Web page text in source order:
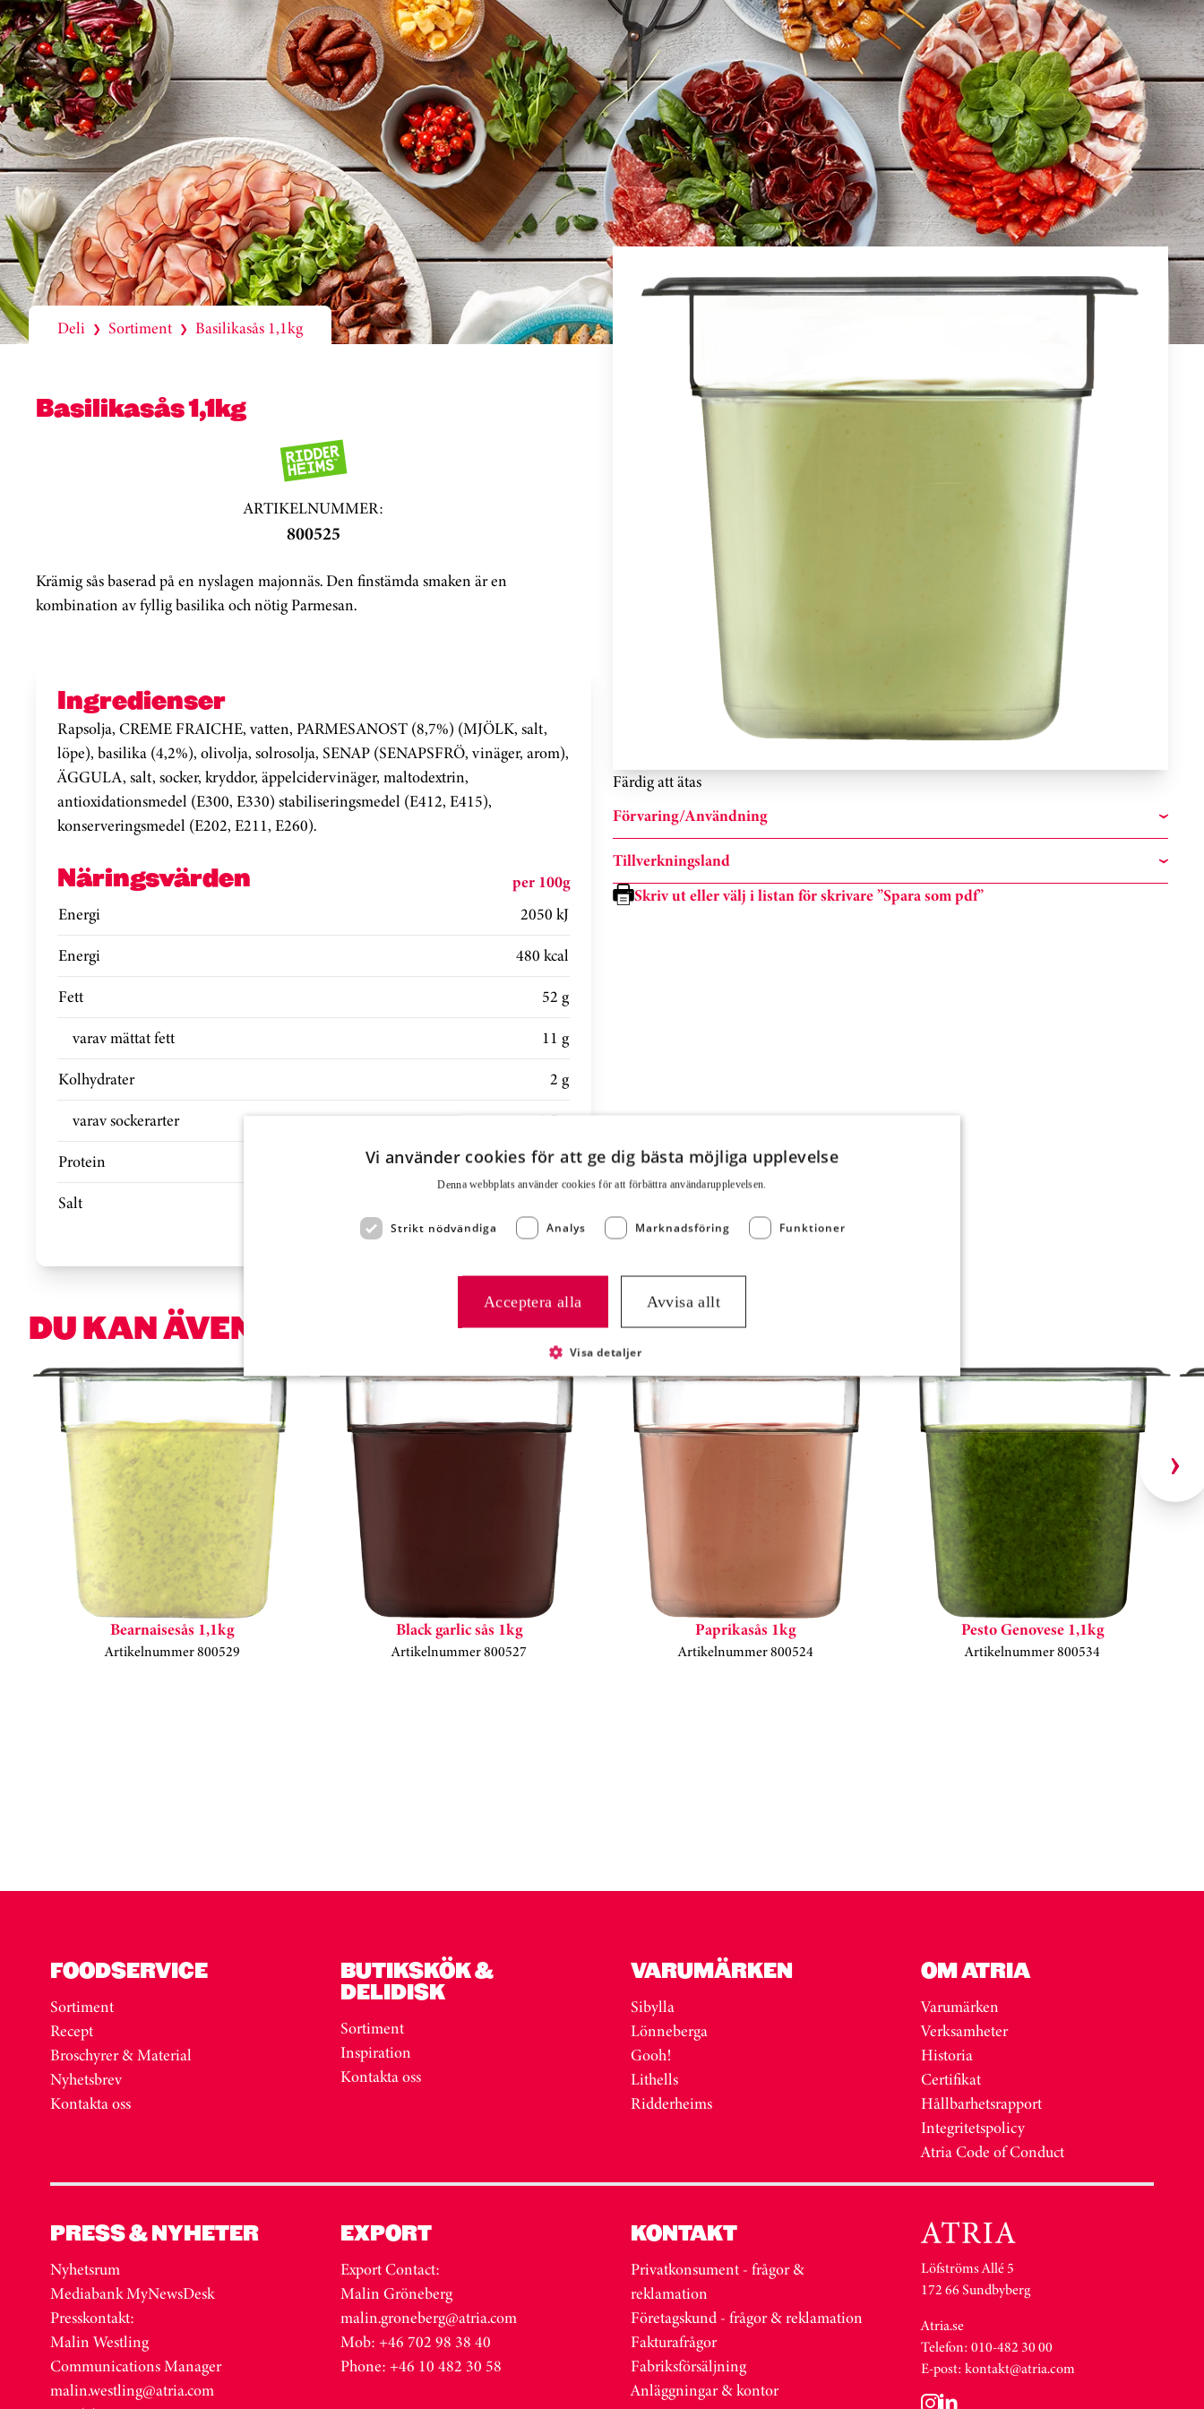
Deli ❯ Sortiment ❯ Basilikasås 1,1kg
Basilikasås 1,1kg
ARTIKELNUMMER:
800525
Krämig sås baserad på en nyslagen majonnäs. Den finstämda smaken är en
kombination av fyllig basilika och nötig Parmesan.
Ingredienser
Rapsolja, CREME FRAICHE, vatten, PARMESANOST (8,7%) (MJÖLK, salt,
löpe), basilika (4,2%), olivolja, solrosolja, SENAP (SENAPSFRÖ, vinäger, arom),
ÄGGULA, salt, socker, kryddor, äppelcidervinäger, maltodextrin,
antioxidationsmedel (E300, E330) stabiliseringsmedel (E412, E415),
konserveringsmedel (E202, E211, E260).
Näringsvärden
per 100g
Energi
2050 kJ
Energi
480 kcal
Fett
52 g
varav mättat fett
11 g
Kolhydrater
2 g
varav sockerarter
1,5 g
Protein
4 g
Salt
Färdig att ätas
Förvaring/Användning
Tillverkningsland
Skriv ut eller välj i listan för skrivare ”Spara som pdf”
DU KAN ÄVEN VARA INTRESSERAD AV:
Hoppa över kortkarusell
Bearnaisesås 1,1kg
Artikelnummer 800529
Black garlic sås 1kg
Artikelnummer 800527
Paprikasås 1kg
Artikelnummer 800524
Pesto Genovese 1,1kg
Artikelnummer 800534
FOODSERVICE
Sortiment
Recept
Broschyrer & Material
Nyhetsbrev
Kontakta oss
BUTIKSKÖK &
DELIDISK
Sortiment
Inspiration
Kontakta oss
VARUMÄRKEN
Sibylla
Lönneberga
Gooh!
Lithells
Ridderheims
OM ATRIA
Varumärken
Verksamheter
Historia
Certifikat
Hållbarhetsrapport
Integritetspolicy
Atria Code of Conduct
PRESS & NYHETER
Nyhetsrum
Mediabank MyNewsDesk
Presskontakt:
Malin Westling
Communications Manager
malin.westling@atria.com
EXPORT
Export Contact:
Malin Gröneberg
malin.groneberg@atria.com
Mob: +46 702 98 38 40
Phone: +46 10 482 30 58
KONTAKT
Privatkonsument - frågor &
reklamation
Företagskund - frågor & reklamation
Fakturafrågor
Fabriksförsäljning
Anläggningar & kontor
Löfströms Allé 5
172 66 Sundbyberg
Atria.se
Telefon: 010-482 30 00
E-post: kontakt@atria.com
Vi använder cookies för att ge dig bästa möjliga upplevelse
Denna webbplats använder cookies för att för­bättra användar­upplevelsen.
Strikt nödvändiga Analys Marknadsföring Funktioner
Acceptera alla Avvisa allt
Visa detaljer